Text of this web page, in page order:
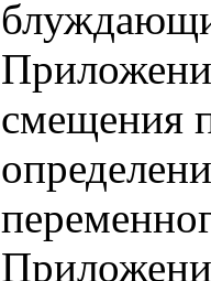
смещения